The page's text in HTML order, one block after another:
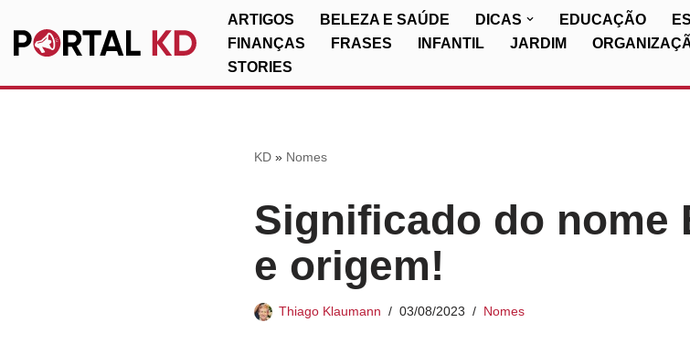
Pular
ARTIGOS BELEZA E SAÚDE DICAS EDUCAÇÃO
FINANÇAS
FRASES INFANTIL JARDIM
STORIES
KD» Nomes
Significado do nome
e origem!
Thiago Klaumann 03/08/2023 Nomes